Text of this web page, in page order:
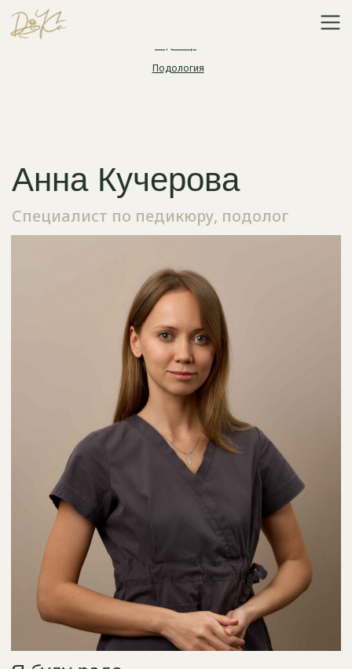
Подология
Я буду рада
заботиться о
здоровье ваших стоп
Меня зовут Кучерова Анна. Мне 30 лет. Свой
путь в профессии я начала в 2013 году, как
и многие специалисты, с эстетики, делала
маникюр и педикюр. Различные повышения
квалификации и здоровая коммуникация
с клиентом позволили мне стать
востребованным специалистом. Но, в своей
практике я стала встречать проблемы на ногтях
и стопах различного характера. Незаметно для
себя стала смотреть и слушать информацию
от подологов. Так пришло осознание, как я хочу
развиваться дальше и в какую сторону мне
двигаться, ведь скрывать недостатки — это
не мой подход.